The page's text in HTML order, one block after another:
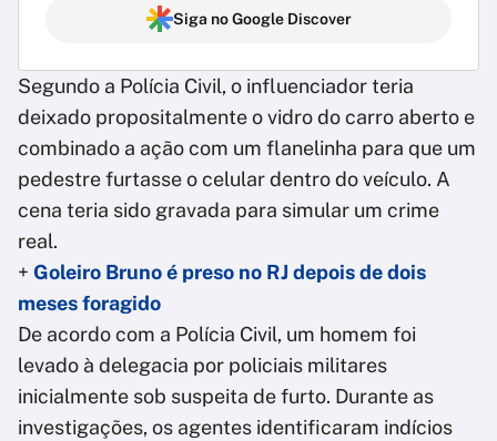
Siga no Google Discover
Segundo a Polícia Civil, o influenciador teria
deixado propositalmente o vidro do carro aberto e
combinado a ação com um flanelinha para que um
pedestre furtasse o celular dentro do veículo. A
cena teria sido gravada para simular um crime
real.
+ Goleiro Bruno é preso no RJ depois de dois
meses foragido
De acordo com a Polícia Civil, um homem foi
levado à delegacia por policiais militares
inicialmente sob suspeita de furto. Durante as
investigações, os agentes identificaram indícios